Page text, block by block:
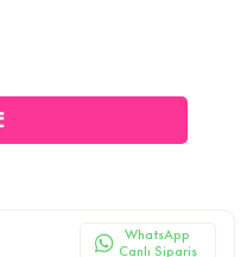
WhatsApp
Canlı Sipariş